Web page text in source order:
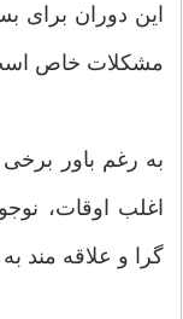
این دوران برای
مشکلات خاص
به رغم باور برخی
اغلب اوقات،
گرا و علاقه مند